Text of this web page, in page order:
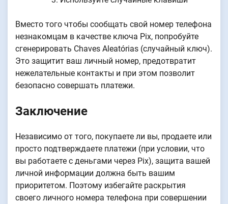
Вместо того чтобы сообщать свой номер телефона
незнакомцам в качестве ключа Pix, попробуйте
сгенерировать Chaves Aleatórias (случайный ключ).
Это защитит ваш личный номер, предотвратит
нежелательные контакты и при этом позволит
безопасно совершать платежи.
Заключение
Независимо от того, покупаете ли вы, продаете или
просто подтверждаете платежи (при условии, что
вы работаете с деньгами через Pix), защита вашей
личной информации должна быть вашим
приоритетом. Поэтому избегайте раскрытия
своего личного номера телефона при совершении